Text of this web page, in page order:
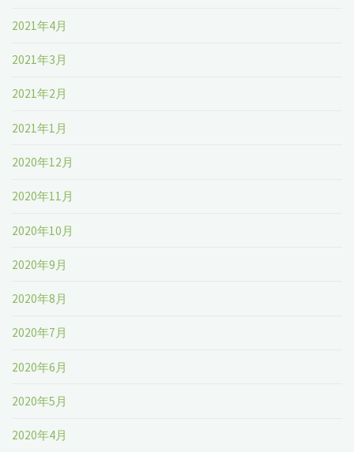
2021年4月
2021年3月
2021年2月
2021年1月
2020年12月
2020年11月
2020年10月
2020年9月
2020年8月
2020年7月
2020年6月
2020年5月
2020年4月